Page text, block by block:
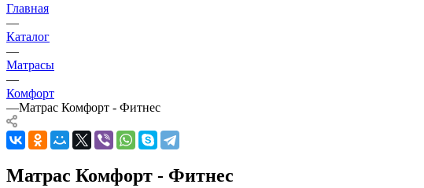
Главная
—
Каталог
—
Матрасы
—
Комфорт
—Матрас Комфорт - Фитнес
Матрас Комфорт - Фитнес